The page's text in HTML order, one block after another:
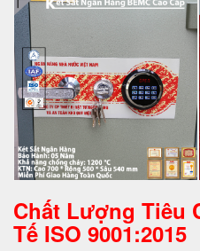
Chất Lượng Tiêu
Tế ISO 9001:2015